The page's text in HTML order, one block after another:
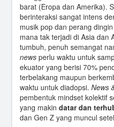
barat (Eropa dan Amerika).
berinteraksi sangat intens
musik pop dan perang
mana tak terjadi di Asia dan
tumbuh, penuh semangat
newsperlu waktu untuk
ekuator yang berisi 70%
terbelakang maupun
waktu untuk diadopsi. News
pembentuk mindset kolektif
yang makin datar dan
dan Gen Z yang muncul